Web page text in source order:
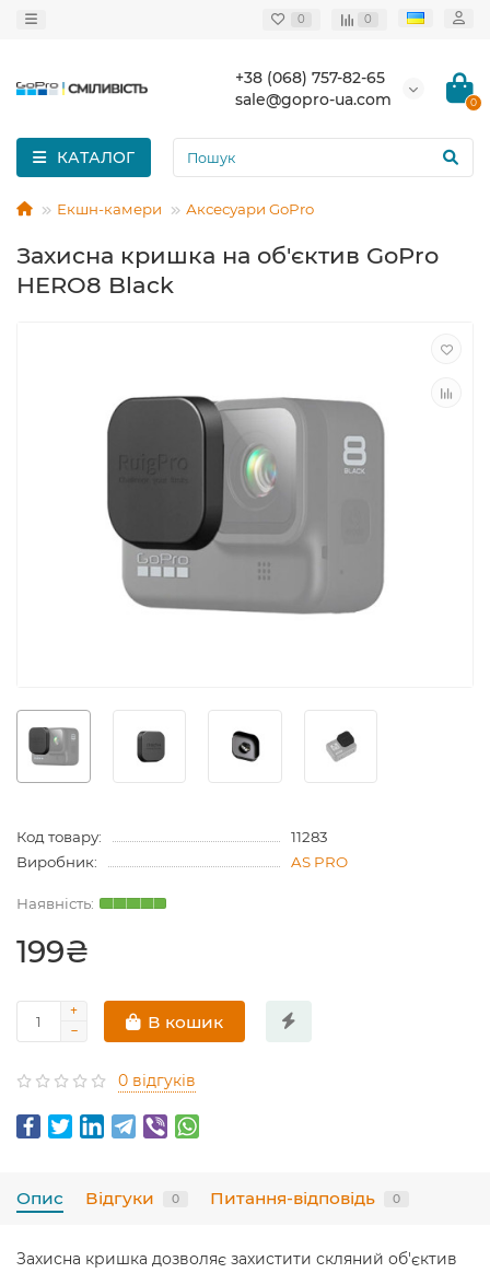
0 0
+38 (068) 757-82-65
sale@gopro-ua.com
0
КАТАЛОГ
Екшн-камери Аксесуари GoPro
Захисна кришка на об'єктив GoPro
HERO8 Black
Код товару:
11283
Виробник:
AS PRO
199₴
В кошик
0 відгуків
Опис Відгуки 0 Питання-відповідь 0
Захисна кришка дозволяє захистити скляний об'єктив